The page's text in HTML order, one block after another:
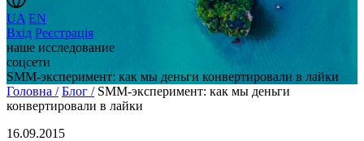
UA EN
Вхід Реєстрація
наше исследование
соцсети
SMM-эксперимент: как мы деньги конвертировали в лайки
Головна / Блог / SMM-эксперимент: как мы деньги
конвертировали в лайки
16.09.2015